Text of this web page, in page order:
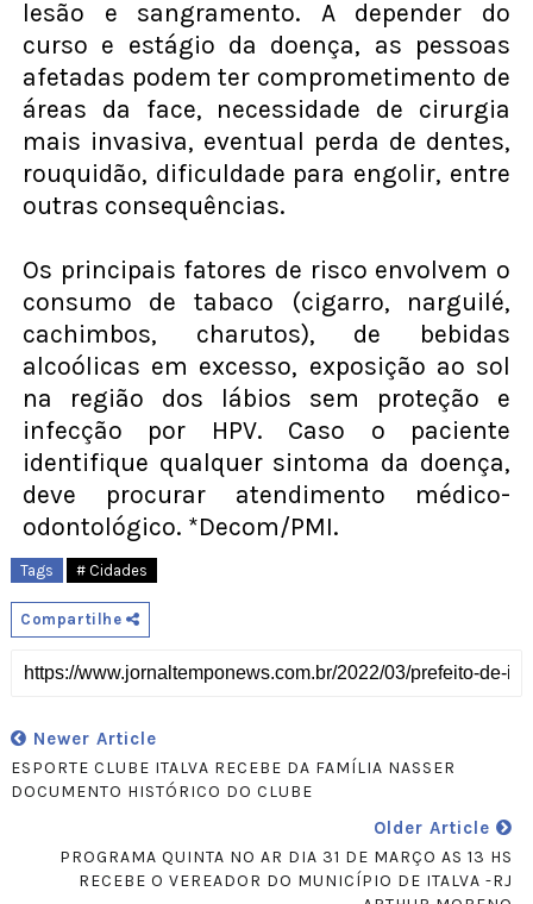
lesão e sangramento. A depender do
curso e estágio da doença, as pessoas
afetadas podem ter comprometimento de
áreas da face, necessidade de cirurgia
mais invasiva, eventual perda de dentes,
rouquidão, dificuldade para engolir, entre
outras consequências.
Os principais fatores de risco envolvem o
consumo de tabaco (cigarro, narguilé,
cachimbos, charutos), de bebidas
alcoólicas em excesso, exposição ao sol
na região dos lábios sem proteção e
infecção por HPV. Caso o paciente
identifique qualquer sintoma da doença,
deve procurar atendimento médico-
odontológico. *Decom/PMI.
Tags # Cidades
Compartilhe
Newer Article
ESPORTE CLUBE ITALVA RECEBE DA FAMÍLIA NASSER
DOCUMENTO HISTÓRICO DO CLUBE
Older Article
PROGRAMA QUINTA NO AR DIA 31 DE MARÇO AS 13 HS
RECEBE O VEREADOR DO MUNICÍPIO DE ITALVA -RJ